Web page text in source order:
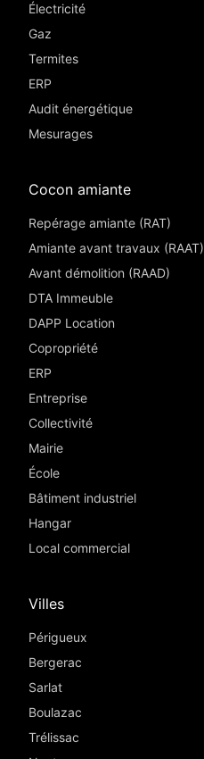
Électricité
Gaz
Termites
ERP
Audit énergétique
Mesurages
Cocon amiante
Repérage amiante (RAT)
Amiante avant travaux (RAAT)
Avant démolition (RAAD)
DTA Immeuble
DAPP Location
Copropriété
ERP
Entreprise
Collectivité
Mairie
École
Bâtiment industriel
Hangar
Local commercial
Villes
Périgueux
Bergerac
Sarlat
Boulazac
Trélissac